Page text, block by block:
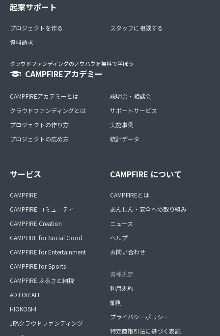
起案サポート
プロジェクトを作る
資料請求
スタッフに相談する
クラウドファンディングのノウハウを無料で学ぼう
CAMPFIREアカデミー
CAMPFIREアカデミーとは
クラウドファンディングとは
プロジェクトの作り方
プロジェクトの広め方
説明会・相談会
サポートサービス
実施事例
統計データ
サービス
CAMPFIRE
CAMPFIRE コミュニティ
CAMPFIRE Creation
CAMPFIRE for Social Good
CAMPFIRE for Entertainment
CAMPFIRE for Sports
CAMPFIRE ふるさと納税
AD FOR ALL
HIOKOSHI
JFAクラウドファンディング
CAMPFIRE について
CAMPFIREとは
あんしん・安全への取り組み
ニュース
ヘルプ
お問い合わせ
各種規定
利用規約
細則
プライバシーポリシー
特定商取引法に基づく表記